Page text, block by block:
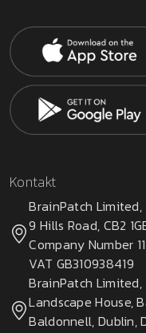
Kontakt
BrainPatch Limited,
9 Hills Road, CB2
Company Number
VAT GB310938419
BrainPatch Limited,
Landscape House,
Baldonnell, Dublin,